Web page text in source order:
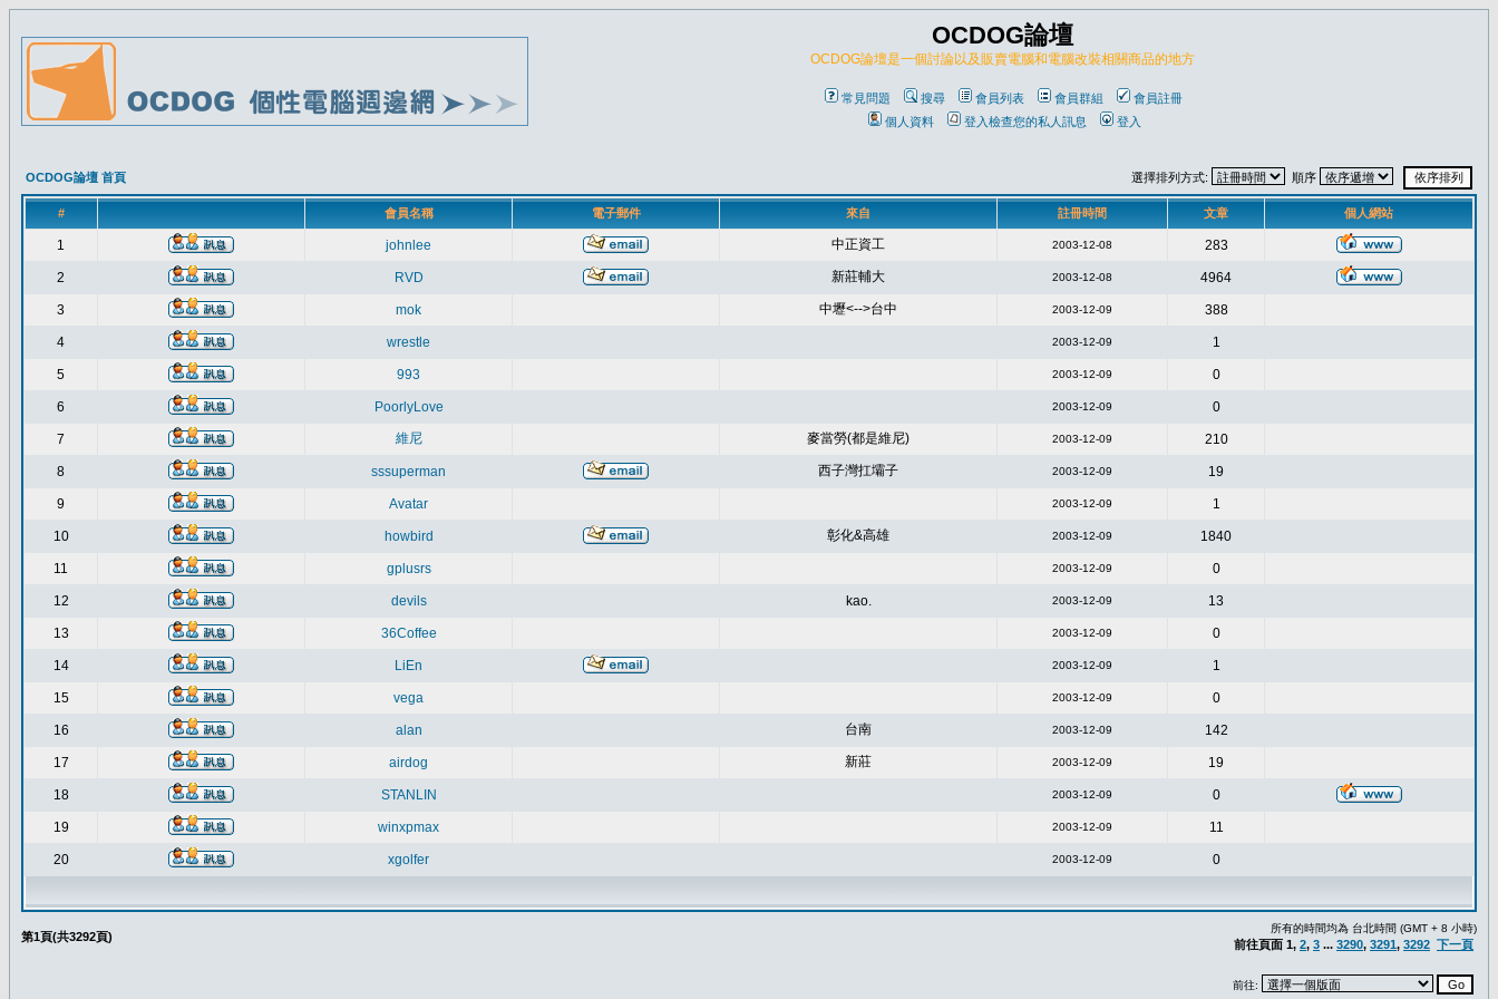
OCDOG論壇
OCDOG論壇是一個討論以及販賣電腦和電腦改裝相關商品的地方
常見問題 搜尋 會員列表 會員群組
會員註冊
個人資料
登入檢查您的私人訊息 登入
OCDOG論壇 首頁 選擇排列方式: 順序
# 會員名稱 電子郵件 來自 註冊時間 文章 個人網站
1 johnlee 中正資工 2003-12-08 283
2 RVD 新莊輔大 2003-12-08 4964
3 mok 中壢<-->台中 2003-12-09 388
4 wrestle 2003-12-09 1
5 993 2003-12-09 0
6 PoorlyLove 2003-12-09 0
7 維尼 麥當勞(都是維尼) 2003-12-09 210
8 sssuperman 西子灣扛壩子 2003-12-09 19
9 Avatar 2003-12-09 1
10 howbird 彰化&高雄 2003-12-09 1840
11 gplusrs 2003-12-09 0
12 devils kao. 2003-12-09 13
13 36Coffee 2003-12-09 0
14 LiEn 2003-12-09 1
15 vega 2003-12-09 0
16 alan 台南 2003-12-09 142
17 airdog 新莊 2003-12-09 19
18 STANLIN 2003-12-09 0
19 winxpmax 2003-12-09 11
20 xgolfer 2003-12-09 0
第1頁(共3292頁)
所有的時間均為 台北時間 (GMT + 8 小時)
前往頁面 1, 2, 3 ... 3290, 3291, 3292 下一頁
前往: